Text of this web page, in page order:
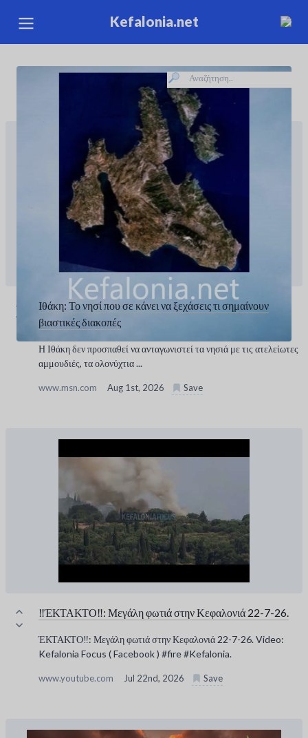
Kefalonia.net
Ιθάκη: Το νησί που σε κάνει να ξεχάσεις τι σημαίνουν
βιαστικές διακοπές
Η Ιθάκη δεν προσπαθεί να ανταγωνιστεί τα νησιά με τις ατελείωτες
αμμουδιές, τα ολονύχτια ...
www.msn.com Aug 1st, 2026 Save
‼️ΈΚΤΑΚΤΟ‼️: Μεγάλη φωτιά στην Κεφαλονιά 22-7-26.
ΈΚΤΑΚΤΟ‼️: Μεγάλη φωτιά στην Κεφαλονιά 22-7-26. Video:
Kefalonia Focus ( Facebook ) #fire #Kefalonia.
www.youtube.com Jul 22nd, 2026 Save